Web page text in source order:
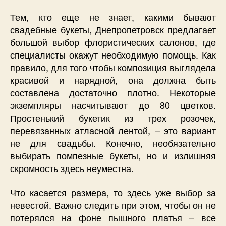
Тем, кто еще не знает, какими бывают
свадебные букеты, Днепропетровск предлагает
большой выбор флористических салонов, где
специалисты окажут необходимую помощь. Как
правило, для того чтобы композиция выглядела
красивой и нарядной, она должна быть
составлена достаточно плотно. Некоторые
экземпляры насчитывают до 80 цветков.
Простенький букетик из трех розочек,
перевязанных атласной лентой, – это вариант
не для свадьбы. Конечно, необязательно
выбирать помпезные букеты, но и излишняя
скромность здесь неуместна.
Что касается размера, то здесь уже выбор за
невестой. Важно следить при этом, чтобы он не
потерялся на фоне пышного платья – все